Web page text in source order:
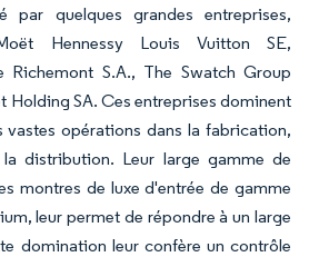
par quelques grandes entreprises,
Hennessy Louis Vuitton SE,
Richemont S.A., The Swatch Group
Holding SA. Ces entreprises dominent
vastes opérations dans la fabrication,
distribution. Leur large gamme de
montres de luxe d'entrée de gamme
leur permet de répondre à un large
domination leur confère un contrôle